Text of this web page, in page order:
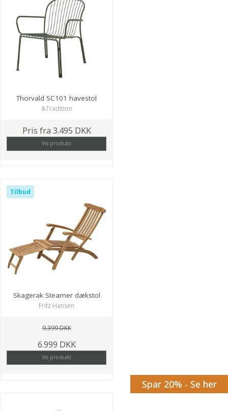
Thorvald SC101 havestol
&Tradition
Pris fra 3.495 DKK
Vis produkt
Tilbud
Skagerak Steamer dækstol
Fritz Hansen
9.399 DKK
6.999 DKK
Vis produkt
Spar 20% - Se her